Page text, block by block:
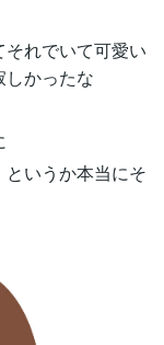
れでいて可愛い
しかったな
というか本当にそ